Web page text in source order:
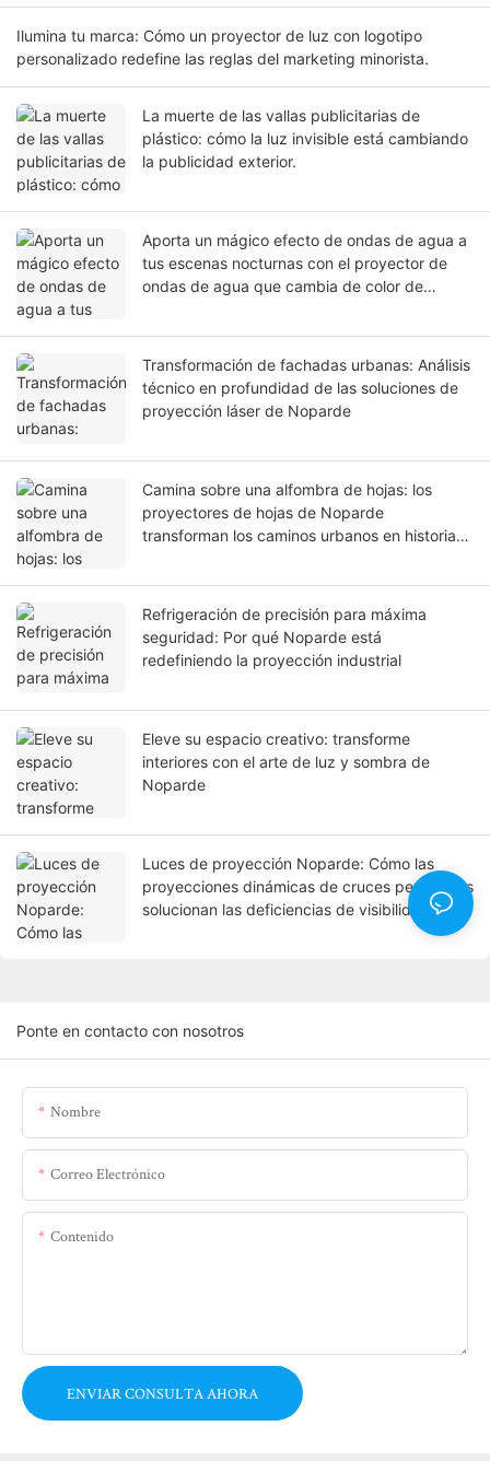
Ilumina tu marca: Cómo un proyector de luz con logotipo
personalizado redefine las reglas del marketing minorista.
La muerte de las vallas publicitarias de
plástico: cómo la luz invisible está cambiando
la publicidad exterior.
Aporta un mágico efecto de ondas de agua a
tus escenas nocturnas con el proyector de
ondas de agua que cambia de color de
Transformación de fachadas urbanas: Análisis
técnico en profundidad de las soluciones de
proyección láser de Noparde
Camina sobre una alfombra de hojas: los
proyectores de hojas de Noparde
transforman los caminos urbanos en historias
Refrigeración de precisión para máxima
seguridad: Por qué Noparde está
redefiniendo la proyección industrial
Eleve su espacio creativo: transforme
interiores con el arte de luz y sombra de
Noparde
Luces de proyección Noparde: Cómo las
proyecciones dinámicas de cruces peatonales
solucionan las deficiencias de visibilidad en
Ponte en contacto con nosotros
Nombre
Correo Electrónico
Contenido
ENVIAR CONSULTA AHORA